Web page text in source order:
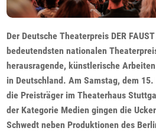
Der Deutsche Theaterpreis DER
bedeutendsten nationalen
herausragende, künstlerische
in Deutschland. Am Samstag, dem
die Preisträger im Theaterhaus
der Kategorie Medien gingen die
Schwedt neben Produktionen des